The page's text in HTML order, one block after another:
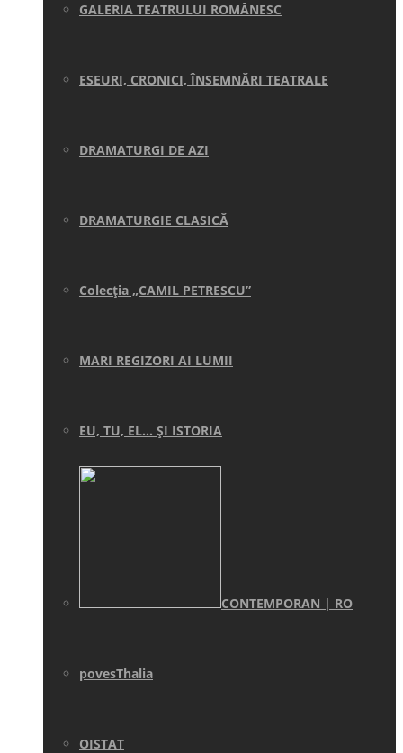
GALERIA TEATRULUI ROMÂNESC
ESEURI, CRONICI, ÎNSEMNĂRI TEATRALE
DRAMATURGI DE AZI
DRAMATURGIE CLASICĂ
Colecţia „CAMIL PETRESCU”
MARI REGIZORI AI LUMII
EU, TU, EL… ŞI ISTORIA
CONTEMPORAN | RO
povesThalia
OISTAT